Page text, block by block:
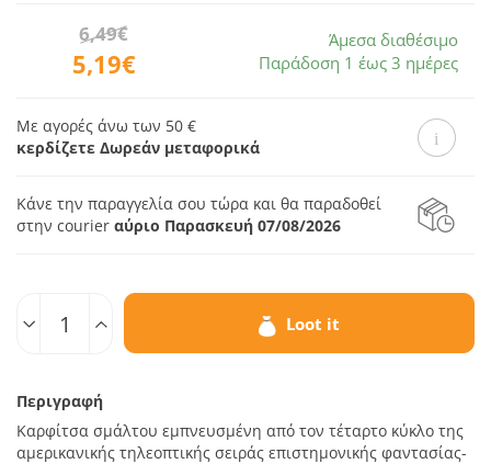
5,19€
6,49€
Άμεσα διαθέσιμο
Παράδοση 1 έως 3 ημέρες
Με αγορές άνω των 50 €
κερδίζετε Δωρεάν μεταφορικά
Κάνε την παραγγελία σου τώρα και θα παραδοθεί
στην courier αύριο Παρασκευή 07/08/2026
Loot it
Περιγραφή
Καρφίτσα σμάλτου εμπνευσμένη από τον τέταρτο κύκλο της
αμερικανικής τηλεοπτικής σειράς επιστημονικής φαντασίας-